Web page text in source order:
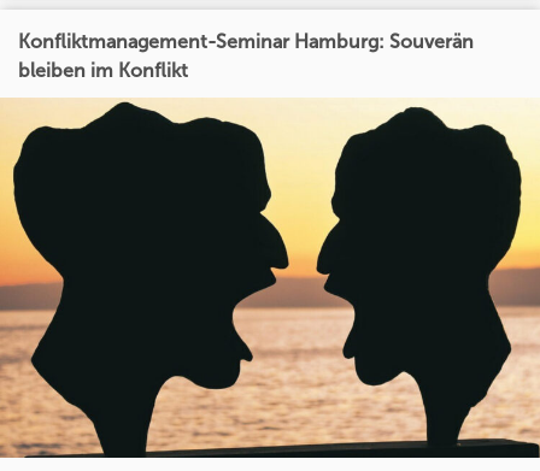
Konfliktmanagement-Seminar Hamburg: Souverän
bleiben im Konflikt